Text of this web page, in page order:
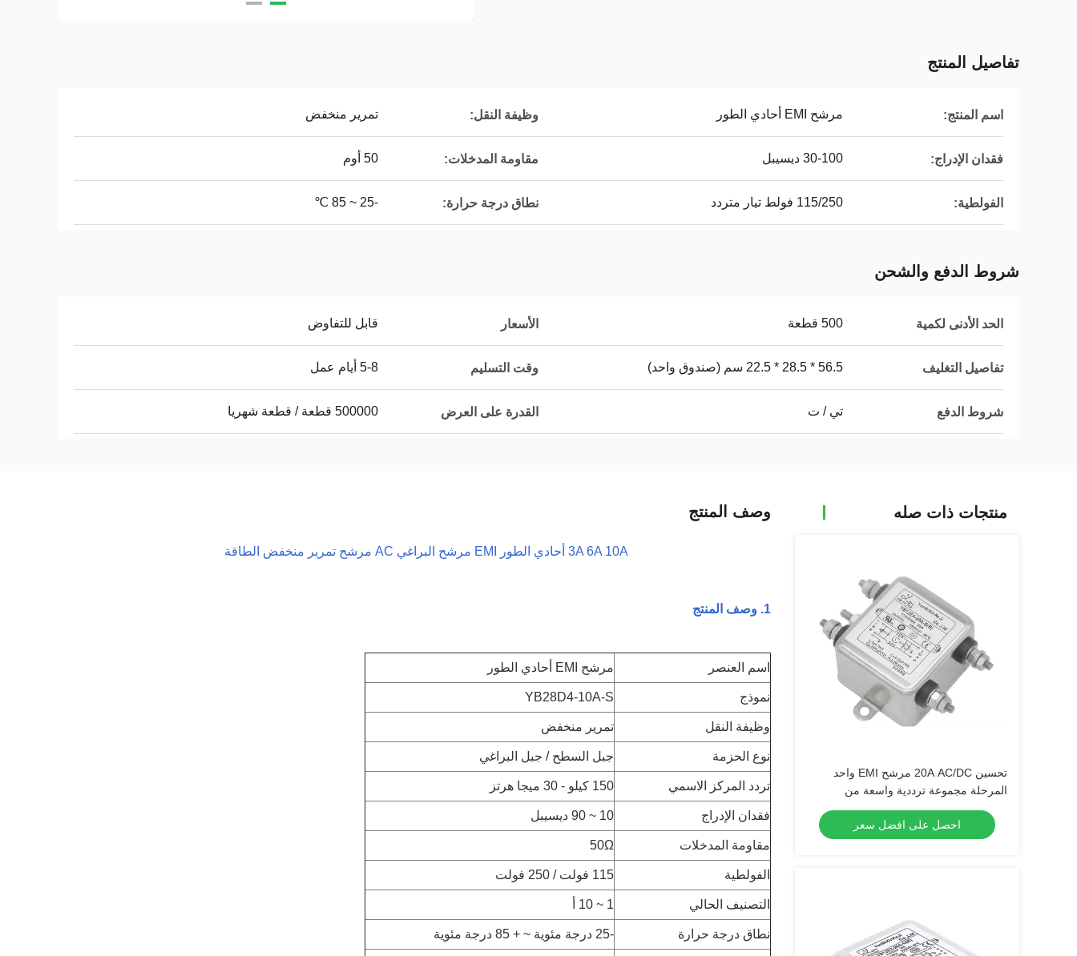
تفاصيل المنتج
اسم المنتج: مرشح EMI أحادي الطور وظيفة النقل: تمرير منخفض
فقدان الإدراج: 30-100 ديسيبل مقاومة المدخلات: 50 أوم
الفولطية: 115/250 فولط تيار متردد نطاق درجة حرارة: -25 ~ 85 ℃
شروط الدفع والشحن
الحد الأدنى لكمية 500 قطعة الأسعار قابل للتفاوض
تفاصيل التغليف 56.5 * 28.5 * 22.5 سم (صندوق واحد) وقت التسليم 5-8 أيام عمل
شروط الدفع تي / ت القدرة على العرض 500000 قطعة / قطعة شهريا
منتجات ذات صله
تحسين 20A AC/DC مرشح EMI واحد
المرحلة مجموعة ترددية واسعة من
150KHz-30MHz
احصل على افضل سعر
وصف المنتج
3A 6A 10A أحادي الطور EMI مرشح البراغي AC مرشح تمرير منخفض الطاقة
1. وصف المنتج
اسم العنصر مرشح EMI أحادي الطور
نموذج YB28D4-10A-S
وظيفة النقل تمرير منخفض
نوع الحزمة جبل السطح / جبل البراغي
تردد المركز الاسمي 150 كيلو - 30 ميجا هرتز
فقدان الإدراج 10 ~ 90 ديسيبل
مقاومة المدخلات 50Ω
الفولطية 115 فولت / 250 فولت
التصنيف الحالي 1 ~ 10 أ
نطاق درجة حرارة -25 درجة مئوية ~ + 85 درجة مئوية